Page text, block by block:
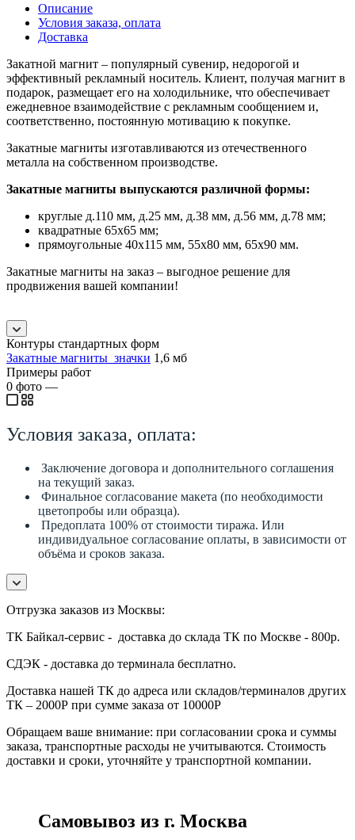
Описание
Условия заказа, оплата
Доставка
Закатной магнит – популярный сувенир, недорогой и
эффективный рекламный носитель. Клиент, получая магнит в
подарок, размещает его на холодильнике, что обеспечивает
ежедневное взаимодействие с рекламным сообщением и,
соответственно, постоянную мотивацию к покупке.
Закатные магниты изготавливаются из отечественного
металла на собственном производстве.
Закатные магниты выпускаются различной формы:
круглые д.110 мм, д.25 мм, д.38 мм, д.56 мм, д.78 мм;
квадратные 65х65 мм;
прямоугольные 40х115 мм, 55х80 мм, 65х90 мм.
Закатные магниты на заказ – выгодное решение для
продвижения вашей компании!
Контуры стандартных форм
Закатные магниты_значки 1,6 мб
Примеры работ
0 фото —
Условия заказа, оплата:
Заключение договора и дополнительного соглашения
на текущий заказ.
Финальное согласование макета (по необходимости
цветопробы или образца).
Предоплата 100% от стоимости тиража. Или
индивидуальное согласование оплаты, в зависимости от
объёма и сроков заказа.
Отгрузка заказов из Москвы:
ТК Байкал-сервис - доставка до склада ТК по Москве - 800р.
СДЭК - доставка до терминала бесплатно.
Доставка нашей ТК до адреса или складов/терминалов других
ТК – 2000Р при сумме заказа от 10000Р
Обращаем ваше внимание: при согласовании срока и суммы
заказа, транспортные расходы не учитываются. Стоимость
доставки и сроки, уточняйте у транспортной компании.
Самовывоз из г. Москва